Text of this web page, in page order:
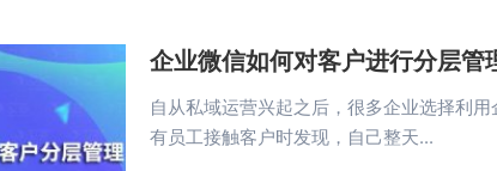
企业微信如何对客户进行分层管
自从私域运营兴起之后，很多企业选择利
有员工接触客户时发现，自己整天...